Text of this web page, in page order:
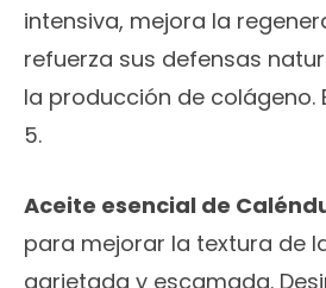
intensiva, mejora la
refuerza sus defensas
la producción de colágeno.
5.
Aceite esencial de
para mejorar la textura de
agrietada y escamada.